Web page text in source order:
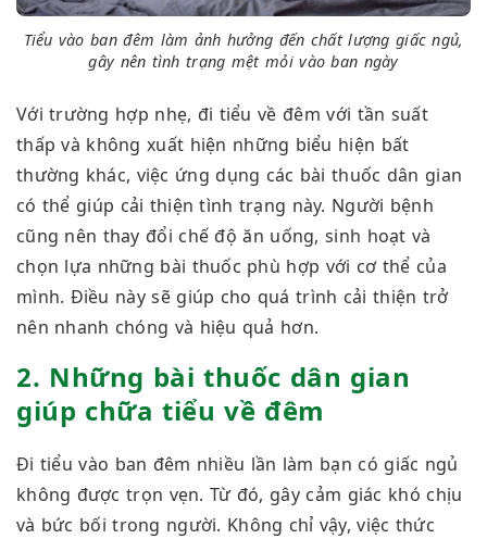
Tiểu vào ban đêm làm ảnh hưởng đến chất lượng giấc ngủ,
gây nên tình trạng mệt mỏi vào ban ngày
Với trường hợp nhẹ, đi tiểu về đêm với tần suất
thấp và không xuất hiện những biểu hiện bất
thường khác, việc ứng dụng các bài thuốc dân gian
có thể giúp cải thiện tình trạng này. Người bệnh
cũng nên thay đổi chế độ ăn uống, sinh hoạt và
chọn lựa những bài thuốc phù hợp với cơ thể của
mình. Điều này sẽ giúp cho quá trình cải thiện trở
nên nhanh chóng và hiệu quả hơn.
2. Những bài thuốc dân gian
giúp chữa tiểu về đêm
Đi tiểu vào ban đêm nhiều lần làm bạn có giấc ngủ
không được trọn vẹn. Từ đó, gây cảm giác khó chịu
và bức bối trong người. Không chỉ vậy, việc thức